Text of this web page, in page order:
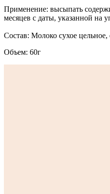
Применение: высыпать
месяцев с даты, указанной на
Состав: Молоко сухое
Объем: 60г